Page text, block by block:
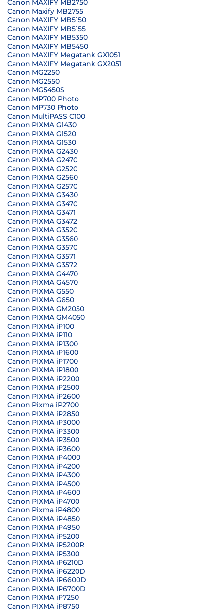
Canon MAXIFY MB2750
Canon Maxify MB2755
Canon MAXIFY MB5150
Canon MAXIFY MB5155
Canon MAXIFY MB5350
Canon MAXIFY MB5450
Canon MAXIFY Megatank GX1051
Canon MAXIFY Megatank GX2051
Canon MG2250
Canon MG2550
Canon MG5450S
Canon MP700 Photo
Canon MP730 Photo
Canon MultiPASS C100
Canon PIXMA G1430
Canon PIXMA G1520
Canon PIXMA G1530
Canon PIXMA G2430
Canon PIXMA G2470
Canon PIXMA G2520
Canon PIXMA G2560
Canon PIXMA G2570
Canon PIXMA G3430
Canon PIXMA G3470
Canon PIXMA G3471
Canon PIXMA G3472
Canon PIXMA G3520
Canon PIXMA G3560
Canon PIXMA G3570
Canon PIXMA G3571
Canon PIXMA G3572
Canon PIXMA G4470
Canon PIXMA G4570
Canon PIXMA G550
Canon PIXMA G650
Canon PIXMA GM2050
Canon PIXMA GM4050
Canon PIXMA iP100
Canon PIXMA iP110
Canon PIXMA iP1300
Canon PIXMA iP1600
Canon PIXMA iP1700
Canon PIXMA iP1800
Canon PIXMA iP2200
Canon PIXMA iP2500
Canon PIXMA iP2600
Canon Pixma iP2700
Canon PIXMA iP2850
Canon PIXMA iP3000
Canon PIXMA iP3300
Canon PIXMA iP3500
Canon PIXMA iP3600
Canon PIXMA iP4000
Canon PIXMA iP4200
Canon PIXMA iP4300
Canon PIXMA iP4500
Canon PIXMA iP4600
Canon PIXMA iP4700
Canon Pixma iP4800
Canon PIXMA iP4850
Canon PIXMA iP4950
Canon PIXMA iP5200
Canon PIXMA iP5200R
Canon PIXMA iP5300
Canon PIXMA iP6210D
Canon PIXMA iP6220D
Canon PIXMA iP6600D
Canon PIXMA IP6700D
Canon PIXMA iP7250
Canon PIXMA iP8750